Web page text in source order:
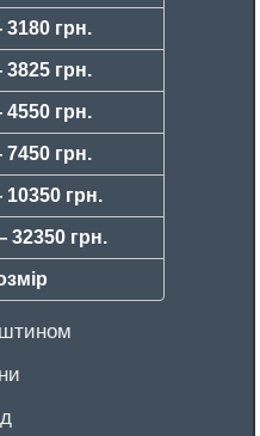
3180 грн.
3825 грн.
4550 грн.
7450 грн.
10350 грн.
32350 грн.